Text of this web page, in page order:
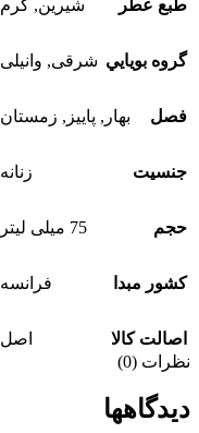
طبع عطر شيرين, گرم
گروه بويايي شرقی, وانیلی
فصل بهار , پاییز , زمستان
جنسيت زنانه
حجم 75 میلی لیتر
کشور مبدا فرانسه
اصالت کالا
اصل
نظرات (0)
دیدگاهها